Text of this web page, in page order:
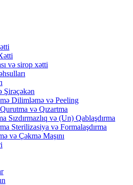
və sirop xətti
Şirəçəkən
Dilimləmə və Peeling
və Qızartma
Sızdırmazlıq və (Un) Qablaşdırma
Sterilizasiya və Formalaşdırma
və Çəkmə Maşını